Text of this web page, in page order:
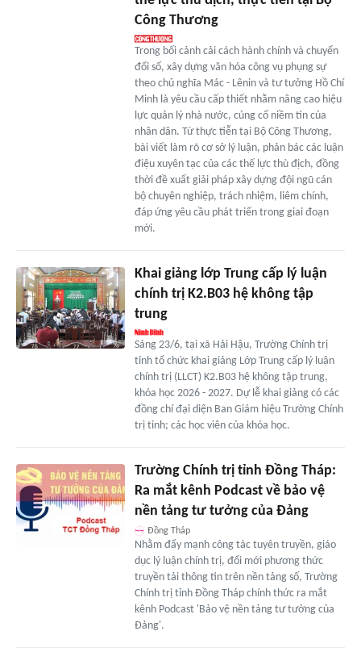
Công Thương
Trong bối cảnh cải cách hành chính và chuyển
đổi số, xây dựng văn hóa công vụ phụng sự
theo chủ nghĩa Mác - Lênin và tư tưởng Hồ Chí
Minh là yêu cầu cấp thiết nhằm nâng cao hiệu
lực quản lý nhà nước, củng cố niềm tin của
nhân dân. Từ thực tiễn tại Bộ Công Thương,
bài viết làm rõ cơ sở lý luận, phản bác các luận
điệu xuyên tạc của các thế lực thù địch, đồng
thời đề xuất giải pháp xây dựng đội ngũ cán
bộ chuyên nghiệp, trách nhiệm, liêm chính,
đáp ứng yêu cầu phát triển trong giai đoạn
mới.
Khai giảng lớp Trung cấp lý luận
chính trị K2.B03 hệ không tập
trung
Sáng 23/6, tại xã Hải Hậu, Trường Chính trị
tỉnh tổ chức khai giảng Lớp Trung cấp lý luận
chính trị (LLCT) K2.B03 hệ không tập trung,
khóa học 2026 - 2027. Dự lễ khai giảng có các
đồng chí đại diện Ban Giám hiệu Trường Chính
trị tỉnh; các học viên của khóa học.
Trường Chính trị tỉnh Đồng Tháp:
Ra mắt kênh Podcast về bảo vệ
nền tảng tư tưởng của Đảng
Đồng Tháp
Nhằm đẩy mạnh công tác tuyên truyền, giáo
dục lý luận chính trị, đổi mới phương thức
truyền tải thông tin trên nền tảng số, Trường
Chính trị tỉnh Đồng Tháp chính thức ra mắt
kênh Podcast 'Bảo vệ nền tảng tư tưởng của
Đảng'.